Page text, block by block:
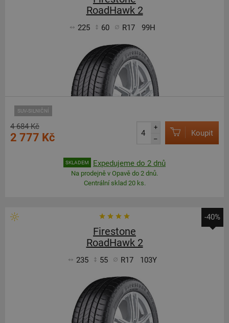
RoadHawk 2
225 60 R17 99H
SUV-SILNIČNÍ
4 684 Kč
2 777 Kč
+
–
Koupit
SKLADEM Expedujeme do 2 dnů
Na prodejně v Opavě do 2 dnů.
Centrální sklad 20 ks.
-40%
Firestone
RoadHawk 2
235 55 R17 103Y